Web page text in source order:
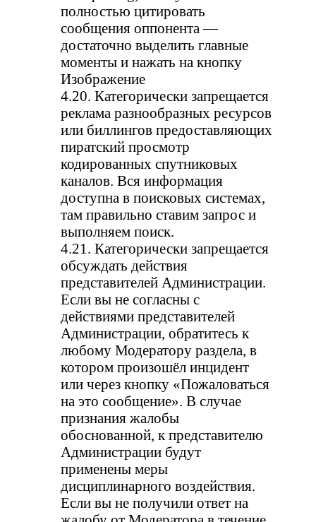
полностью цитировать
сообщения оппонента —
достаточно выделить главные
моменты и нажать на кнопку
Изображение
4.20. Категорически запрещается
реклама разнообразных ресурсов
или биллингов предоставляющих
пиратский просмотр
кодированных спутниковых
каналов. Вся информация
доступна в поисковых системах,
там правильно ставим запрос и
выполняем поиск.
4.21. Категорически запрещается
обсуждать действия
представителей Администрации.
Если вы не согласны с
действиями представителей
Администрации, обратитесь к
любому Модератору раздела, в
котором произошёл инцидент
или через кнопку «Пожаловаться
на это сообщение». В случае
признания жалобы
обоснованной, к представителю
Администрации будут
применены меры
дисциплинарного воздействия.
Если вы не получили ответ на